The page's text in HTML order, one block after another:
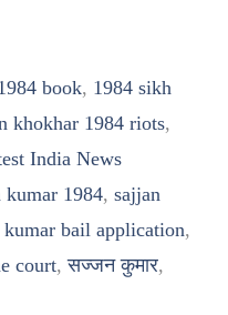
book, 1984 sikh
khokhar 1984 riots,
India News
kumar 1984, sajjan
kumar bail application,
court,सज्जन कुमार,